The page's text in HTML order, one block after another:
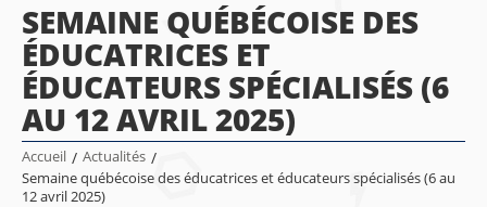
SEMAINE QUÉBÉCOISE DES
ÉDUCATRICES ET
ÉDUCATEURS SPÉCIALISÉS (6
AU 12 AVRIL 2025)
Accueil / Actualités /
Semaine québécoise des éducatrices et éducateurs spécialisés (6 au
12 avril 2025)